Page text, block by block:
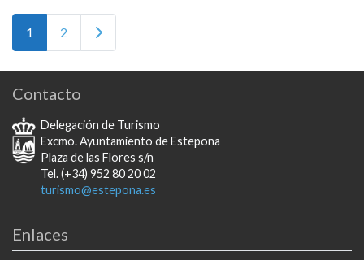
Posts navigation
1 2 Entradas anteriores
Contacto
Delegación de Turismo
Excmo. Ayuntamiento de Estepona
Plaza de las Flores s/n
Tel. (+34) 952 80 20 02
turismo@estepona.es
Enlaces